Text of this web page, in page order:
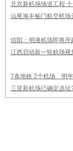
北京新机场场道工程
汕尾海丰鲘门航空机
信阳：明港机场即将
江西启动新一轮机场规
7条地铁 2个机场 明
三亚新机场已确定选址